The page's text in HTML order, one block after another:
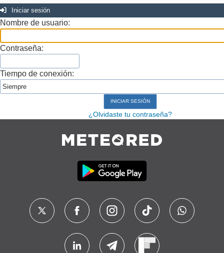
Iniciar sesión
Nombre de usuario:
Contraseña:
Tiempo de conexión:
¿Olvidaste tu contraseña?